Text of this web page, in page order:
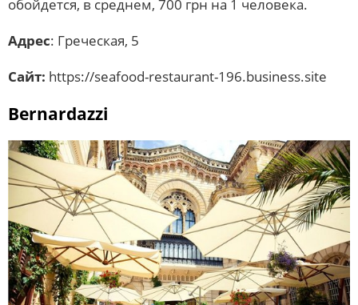
обойдется, в среднем, 700 грн на 1 человека.
Адрес: Греческая, 5
Сайт: https://seafood-restaurant-196.business.site
Bernardazzi